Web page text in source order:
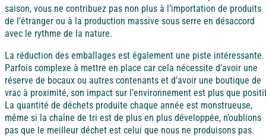
saison, vous ne contribuez pas non plus à l’importation de produits
de l’étranger ou à la production massive sous serre en désaccord
avec le rythme de la nature.
La réduction des emballages est également une piste intéressante.
Parfois complexe à mettre en place car cela nécessite d’avoir une
réserve de bocaux ou autres contenants et d’avoir une boutique de
vrac à proximité, son impact sur l’environnement est plus que
La quantité de déchets produite chaque année est monstrueuse,
même si la chaîne de tri est de plus en plus développée, n’oublions
pas que le meilleur déchet est celui que nous ne produisons pas.